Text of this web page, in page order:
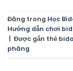
Đăng trong Học
Hướng dẫn chơi
Được gắn thẻ
phăng